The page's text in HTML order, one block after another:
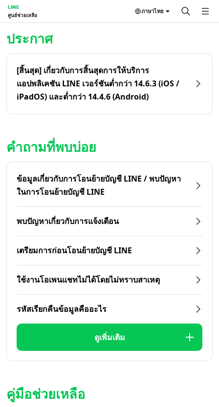
LINE
ศูนย์ช่วยเหลือ
ภาษาไทย
ประกาศ
[สิ้นสุด] เกี่ยวกับการสิ้นสุดการให้บริการ
แอปพลิเคชัน LINE เวอร์ชันต่ำกว่า 14.6.3 (iOS /
iPadOS) และต่ำกว่า 14.4.6 (Android)
คำถามที่พบบ่อย
ข้อมูลเกี่ยวกับการโอนย้ายบัญชี LINE / พบปัญหา
ในการโอนย้ายบัญชี LINE
พบปัญหาเกี่ยวกับการแจ้งเตือน
เตรียมการก่อนโอนย้ายบัญชี LINE
ใช้งานโอเพนแชทไม่ได้โดยไม่ทราบสาเหตุ
รหัสเรียกคืนข้อมูลคืออะไร
ดูเพิ่มเติม
คู่มือช่วยเหลือ